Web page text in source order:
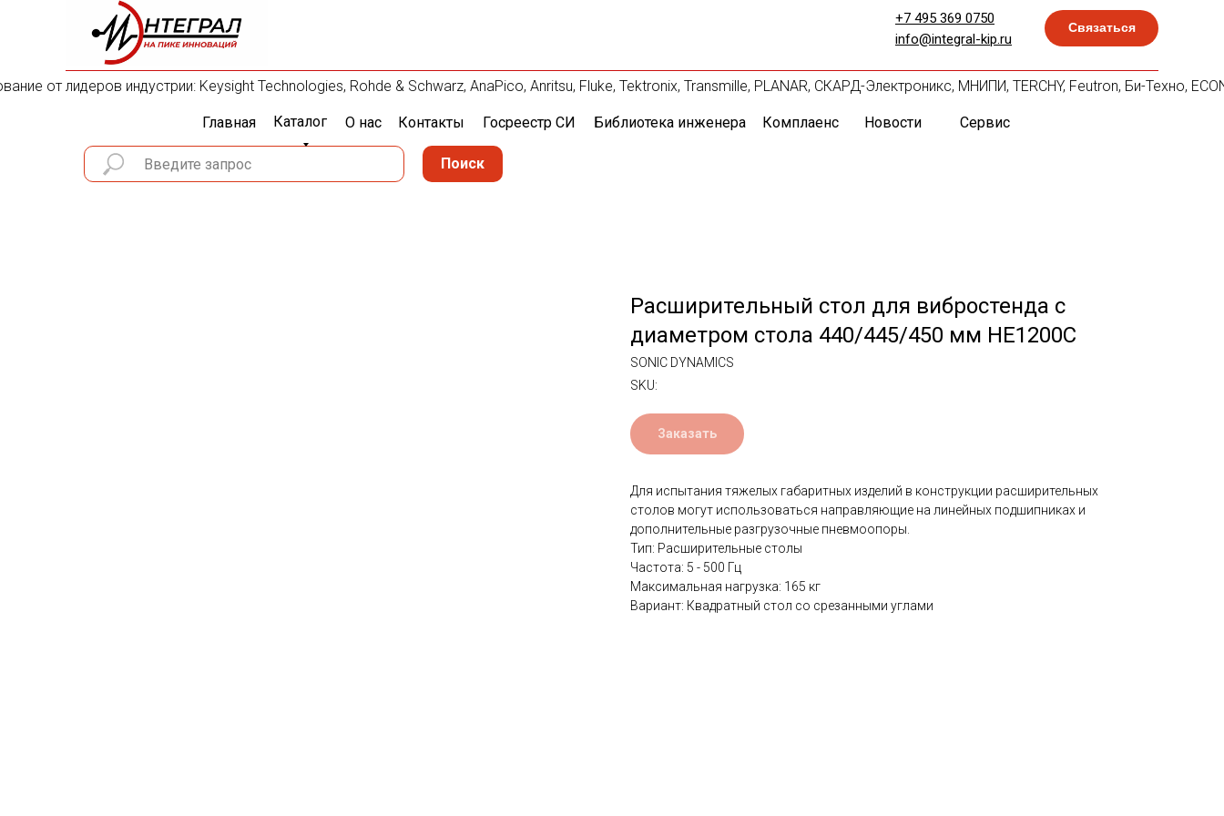
Связаться
+7 495 369 0750
info@integral-kip.ru
от лидеров индустрии: Keysight Technologies, Rohde & Schwarz, AnaPico, Anritsu, Fluke, Tektronix, Transmille, PLANAR, СКАРД-Электроникс, МНИПИ, TERCHY, Feutron, Би-Техно, ECON,
Главная Каталог О нас Контакты Госреестр СИ Библиотека инженера Комплаенс Новости Сервис
Поиск
Расширительный стол для вибростенда с
диаметром стола 440/445/450 мм HE1200C
SONIC DYNAMICS
SKU:
Заказать
Для испытания тяжелых габаритных изделий в конструкции расширительных
столов могут использоваться направляющие на линейных подшипниках и
дополнительные разгрузочные пневмоопоры.
Тип: Расширительные столы
Частота: 5 - 500 Гц
Максимальная нагрузка: 165 кг
Вариант: Квадратный стол со срезанными углами